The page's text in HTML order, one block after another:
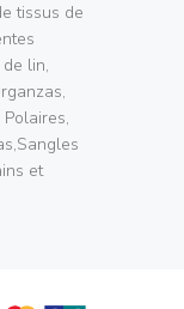
tissus de
lin,
et